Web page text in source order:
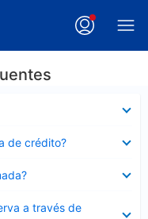
de crédito?
a través de